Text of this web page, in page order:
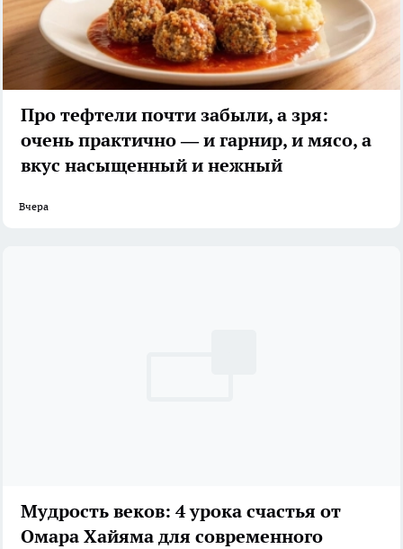
Про тефтели почти забыли, а зря:
очень практично — и гарнир, и мясо, а
вкус насыщенный и нежный
Вчера
Мудрость веков: 4 урока счастья от
Омара Хайяма для современного